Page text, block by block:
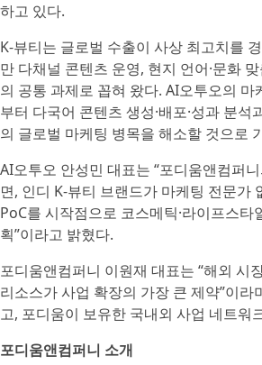
하고 있다.
K-뷰티는 글로벌 수출이 사상 최고치를
만 다채널 콘텐츠 운영, 현지 언어·문화
의 공통 과제로 꼽혀 왔다. AI오투오의
부터 다국어 콘텐츠 생성·배포·성과 분
의 글로벌 마케팅 병목을 해소할 것으로
AI오투오 안성민 대표는 “포디움앤컴퍼
면, 인디 K-뷰티 브랜드가 마케팅 전문가
PoC를 시작점으로 코스메틱·라이프스
획”이라고 밝혔다.
포디움앤컴퍼니 이원재 대표는 “해외 시
리소스가 사업 확장의 가장 큰 제약”이라
고, 포디움이 보유한 국내외 사업 네트워
포디움앤컴퍼니 소개